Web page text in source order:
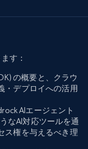
す：
の概要と、クラウ
・デプロイへの活用
AIエージェント
なAI対応ツールを通
ス権を与えるべき理